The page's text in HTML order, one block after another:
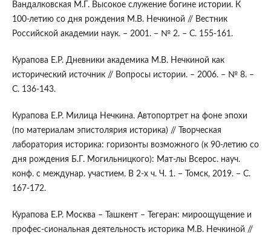
Вандалковская М.Г. Высокое служение богине истории. К
100-летию со дня рождения М.В. Нечкиной // Вестник
Российской академии наук. – 2001. – № 2. – С. 155-161.
Курапова Е.Р. Дневники академика М.В. Нечкиной как
исторический источник // Вопросы истории. – 2006. – № 8. –
С. 136-143.
Курапова Е.Р. Милица Нечкина. Автопортрет на фоне эпохи
(по материалам эпистолярия историка) // Творческая
лаборатория историка: горизонты возможного (к 90-летию со
дня рождения Б.Г. Могильницкого): Мат-лы Всерос. науч.
конф. с междунар. участием. В 2-х ч. Ч. 1. – Томск, 2019. – С.
167-172.
Курапова Е.Р. Москва – Ташкент – Тегеран: мироощущение и
профес-сиональная деятельность историка М.В. Нечкиной //